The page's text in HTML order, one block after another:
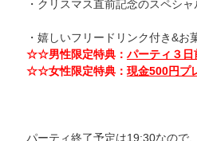
・クリスマス直前記念のスペシ
・嬉しいフリードリンク付き&お
☆☆男性限定特典： パーティ３日
☆☆女性限定特典： 現金500円
パーティ終了予定は19:30なので